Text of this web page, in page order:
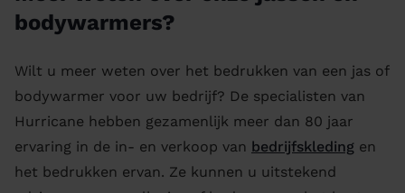
bodywarmers?
Wilt u meer weten over het bedrukken van een jas of
bodywarmer voor uw bedrijf? De specialisten van
Hurricane hebben gezamenlijk meer dan 80 jaar
ervaring in de in- en verkoop van bedrijfskleding en
het bedrukken ervan. Ze kunnen u uitstekend